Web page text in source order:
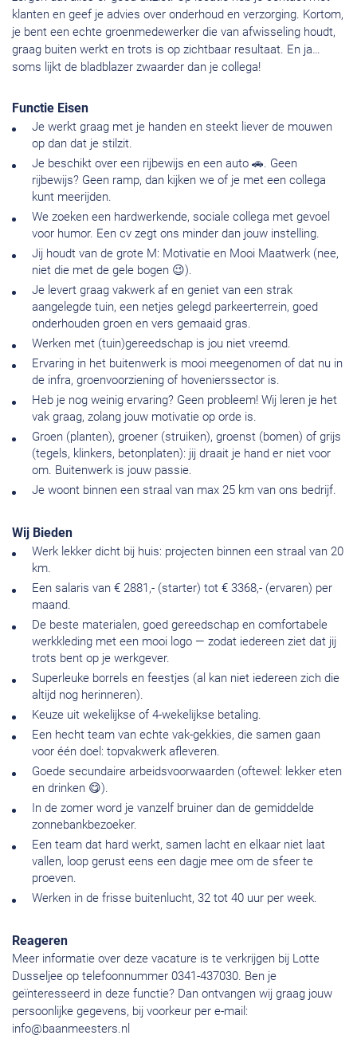
klanten en geef je advies over onderhoud en verzorging. Kortom,
je bent een echte groenmedewerker die van afwisseling houdt,
graag buiten werkt en trots is op zichtbaar resultaat. En ja…
soms lijkt de bladblazer zwaarder dan je collega!
Functie Eisen
Je werkt graag met je handen en steekt liever de mouwen
op dan dat je stilzit.
Je beschikt over een rijbewijs en een auto 🚗. Geen
rijbewijs? Geen ramp, dan kijken we of je met een collega
kunt meerijden.
We zoeken een hardwerkende, sociale collega met gevoel
voor humor. Een cv zegt ons minder dan jouw instelling.
Jij houdt van de grote M: Motivatie en Mooi Maatwerk (nee,
niet die met de gele bogen 😉).
Je levert graag vakwerk af en geniet van een strak
aangelegde tuin, een netjes gelegd parkeerterrein, goed
onderhouden groen en vers gemaaid gras.
Werken met (tuin)gereedschap is jou niet vreemd.
Ervaring in het buitenwerk is mooi meegenomen of dat nu in
de infra, groenvoorziening of hovenierssector is.
Heb je nog weinig ervaring? Geen probleem! Wij leren je het
vak graag, zolang jouw motivatie op orde is.
Groen (planten), groener (struiken), groenst (bomen) of grijs
(tegels, klinkers, betonplaten): jij draait je hand er niet voor
om. Buitenwerk is jouw passie.
Je woont binnen een straal van max 25 km van ons bedrijf.
Wij Bieden
Werk lekker dicht bij huis: projecten binnen een straal van 20
km.
Een salaris van € 2881,- (starter) tot € 3368,- (ervaren) per
maand.
De beste materialen, goed gereedschap en comfortabele
werkkleding met een mooi logo — zodat iedereen ziet dat jij
trots bent op je werkgever.
Superleuke borrels en feestjes (al kan niet iedereen zich die
altijd nog herinneren).
Keuze uit wekelijkse of 4-wekelijkse betaling.
Een hecht team van echte vak-gekkies, die samen gaan
voor één doel: topvakwerk afleveren.
Goede secundaire arbeidsvoorwaarden (oftewel: lekker eten
en drinken 😋).
In de zomer word je vanzelf bruiner dan de gemiddelde
zonnebankbezoeker.
Een team dat hard werkt, samen lacht en elkaar niet laat
vallen, loop gerust eens een dagje mee om de sfeer te
proeven.
Werken in de frisse buitenlucht, 32 tot 40 uur per week.
Reageren
Meer informatie over deze vacature is te verkrijgen bij Lotte
Dusseljee op telefoonnummer 0341-437030. Ben je
geïnteresseerd in deze functie? Dan ontvangen wij graag jouw
persoonlijke gegevens, bij voorkeur per e-mail:
info@baanmeesters.nl